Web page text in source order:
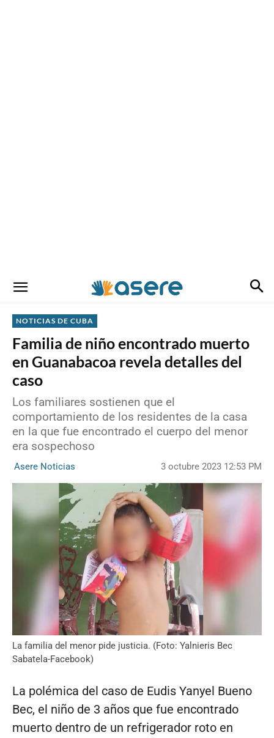
NOTICIAS DE CUBA
Familia de niño encontrado muerto
en Guanabacoa revela detalles del
caso
Los familiares sostienen que el
comportamiento de los residentes de la casa
en la que fue encontrado el cuerpo del menor
era sospechoso
Asere Noticias 3 octubre 2023 12:53 PM
La familia del menor pide justicia. (Foto: Yalnieris Bec
Sabatela-Facebook)
La polémica del caso de Eudis Yanyel Bueno
Bec, el niño de 3 años que fue encontrado
muerto dentro de un refrigerador roto en